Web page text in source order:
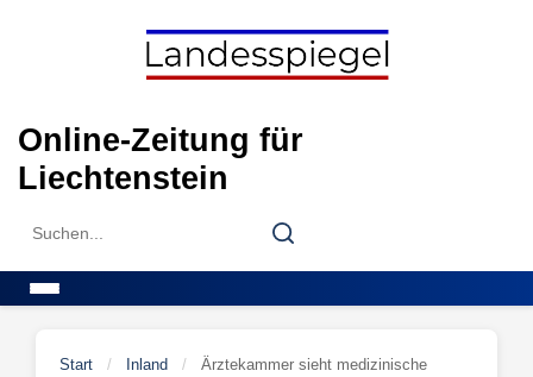
Online-Zeitung für
Liechtenstein
Search
Search
Start / Inland /
Ärztekammer sieht medizinische